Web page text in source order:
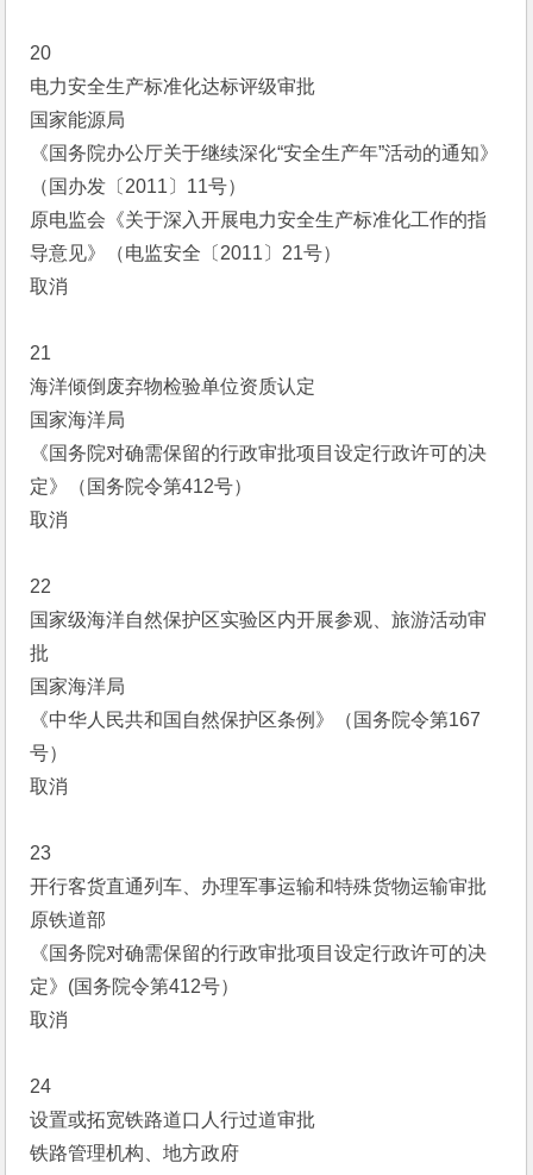
20
电力安全生产标准化达标评级审批
国家能源局
《国务院办公厅关于继续深化“安全生产年”活动的通知》
（国办发〔2011〕11号）
原电监会《关于深入开展电力安全生产标准化工作的指
导意见》（电监安全〔2011〕21号）
取消
21
海洋倾倒废弃物检验单位资质认定
国家海洋局
《国务院对确需保留的行政审批项目设定行政许可的决
定》（国务院令第412号）
取消
22
国家级海洋自然保护区实验区内开展参观、旅游活动审
批
国家海洋局
《中华人民共和国自然保护区条例》（国务院令第167
号）
取消
23
开行客货直通列车、办理军事运输和特殊货物运输审批
原铁道部
《国务院对确需保留的行政审批项目设定行政许可的决
定》(国务院令第412号）
取消
24
设置或拓宽铁路道口人行过道审批
铁路管理机构、地方政府